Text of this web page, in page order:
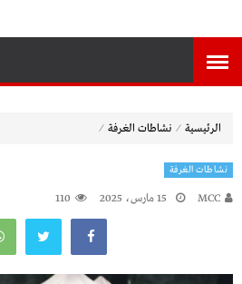
الرئيسية ⁄ نشاطات الغرفة ⁄
نشاطات الغرفة
MCC 15 مارس، 2025 110